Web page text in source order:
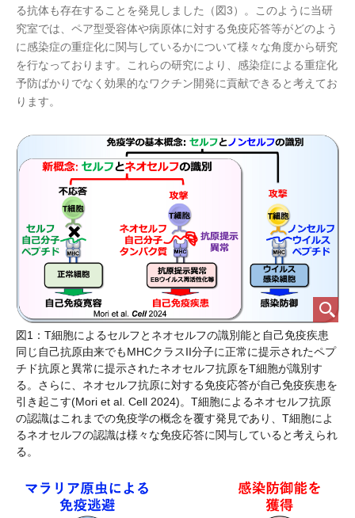
る抗体も存在することを発見しました（図3）。このように当研
究室では、ペア型受容体や病原体に対する免疫応答等がどのよう
に感染症の重症化に関与しているかについて様々な角度から研究
を行なっております。これらの研究により、感染症による重症化
予防ばかりでなく効果的なワクチン開発に貢献できると考えてお
ります。
図1：T細胞によるセルフとネオセルフの識別能と自己免疫疾患
同じ自己抗原由来でもMHCクラスII分子に正常に提示されたペプ
チド抗原と異常に提示されたネオセルフ抗原をT細胞が識別す
る。さらに、ネオセルフ抗原に対する免疫応答が自己免疫疾患を
引き起こす(Mori et al. Cell 2024)。T細胞によるネオセルフ抗原
の認識はこれまでの免疫学の概念を覆す発見であり、T細胞によ
るネオセルフの認識は様々な免疫応答に関与していると考えられ
る。